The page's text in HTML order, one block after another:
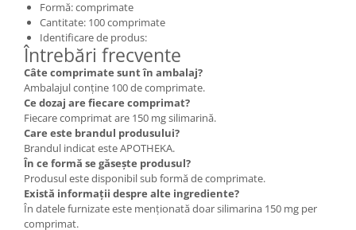
Formă: comprimate
Cantitate: 100 comprimate
Identificare de produs:
Întrebări frecvente
Câte comprimate sunt în ambalaj?
Ambalajul conține 100 de comprimate.
Ce dozaj are fiecare comprimat?
Fiecare comprimat are 150 mg silimarină.
Care este brandul produsului?
Brandul indicat este APOTHEKA.
În ce formă se găsește produsul?
Produsul este disponibil sub formă de comprimate.
Există informații despre alte ingrediente?
În datele furnizate este menționată doar silimarina 150 mg per
comprimat.